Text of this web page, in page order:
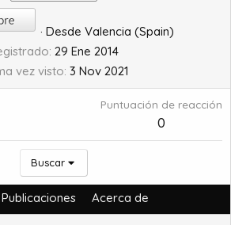
· Desde Valencia (Spain)
29 Ene 2014
vez visto 3 Nov 2021
Puntuación de reacción
0
Buscar
Publicaciones Acerca de